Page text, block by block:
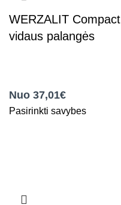
WERZALIT Compact
vidaus palangės
Nuo 37,01€
Pasirinkti savybes